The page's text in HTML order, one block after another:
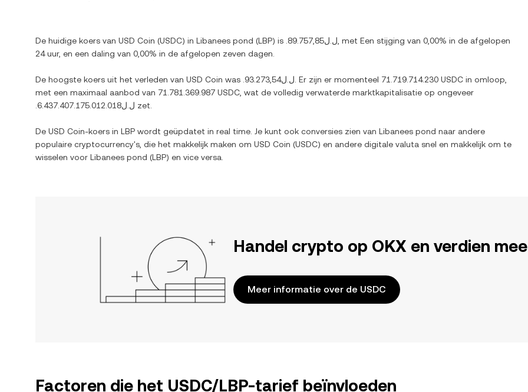
De huidige koers van USD Coin (USDC) in Libanees pond (LBP) is .ل.ل89.757,85 , met Een stijging van 0,00% in de afgelopen
24 uur, en een daling van 0,00% in de afgelopen zeven dagen.
De hoogste koers uit het verleden van USD Coin was .ل.ل93.273,54 . Er zijn er momenteel 71.719.714.230 USDC in omloop,
met een maximaal aanbod van 71.781.369.987 USDC , wat de volledig verwaterde marktkapitalisatie op ongeveer
.ل.ل6.437.407.175.012.018 zet.
De USD Coin-koers in LBP wordt geüpdatet in real time. Je kunt ook conversies zien van Libanees pond naar andere
populaire cryptocurrency's, die het makkelijk maken om USD Coin (USDC) en andere digitale valuta snel en makkelijk om te
wisselen voor Libanees pond (LBP) en vice versa.
Handel crypto op OKX en verdien
Meer informatie over de USDC
Factoren die het USDC/LBP-tarief beïnvloeden